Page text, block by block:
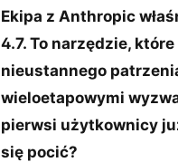
Ekipa z Anthropic
4.7. To narzędzie,
nieustannego
wieloetapowymi
pierwsi użytkownicy
się pocić?